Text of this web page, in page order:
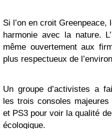
Si l’on en croit Greenpeace,
harmonie avec la nature.
même ouvertement aux
plus respectueux de
Un groupe d’activistes a
les trois consoles
et PS3 pour voir la qualité
écologique.